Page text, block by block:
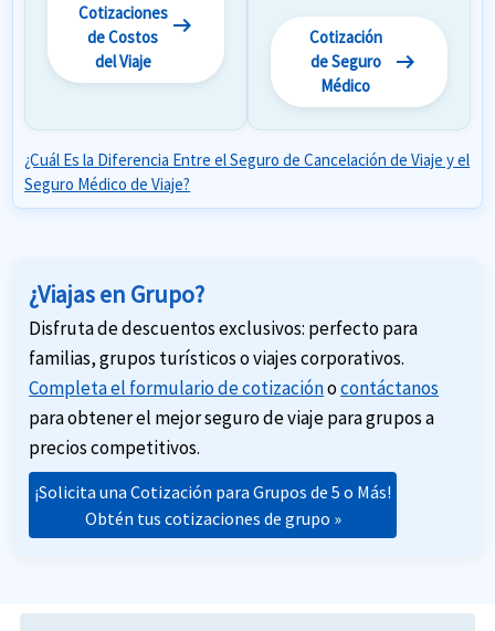
Cotizaciones
de Costos
del Viaje
arrow_right_alt
Cotización
de Seguro
Médico
arrow_right_alt
¿Cuál Es la Diferencia Entre el Seguro de Cancelación de Viaje y el
Seguro Médico de Viaje?
¿Viajas en Grupo?
Disfruta de descuentos exclusivos: perfecto para
familias, grupos turísticos o viajes corporativos.
Completa el formulario de cotizaciónocontáctanos
para obtener el mejor seguro de viaje para grupos a
precios competitivos.
¡Solicita una Cotización para Grupos de 5 o Más!
Obtén tus cotizaciones de grupo »